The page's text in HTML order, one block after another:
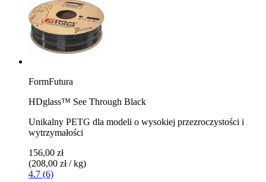
FormFutura
HDglass™ See Through Black
Unikalny PETG dla modeli o wysokiej przezroczystości i
wytrzymałości
156,00 zł
(208,00 zł / kg)
4.7 (6)